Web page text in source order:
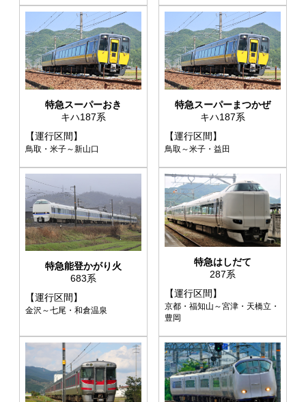
特急スーパーおき
キハ187系
【運行区間】
鳥取・米子～新山口
特急スーパーまつかぜ
キハ187系
【運行区間】
鳥取～米子・益田
特急能登かがり火
683系
【運行区間】
金沢～七尾・和倉温泉
特急はしだて
287系
【運行区間】
京都・福知山～宮津・天橋立・
豊岡